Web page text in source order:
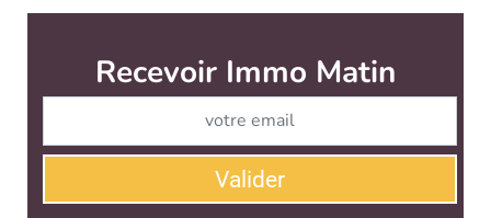
Immo Matin est édité par